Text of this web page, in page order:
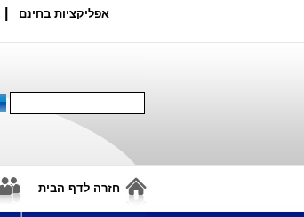
אפליקציות בחינם
חזרה לדף הבית